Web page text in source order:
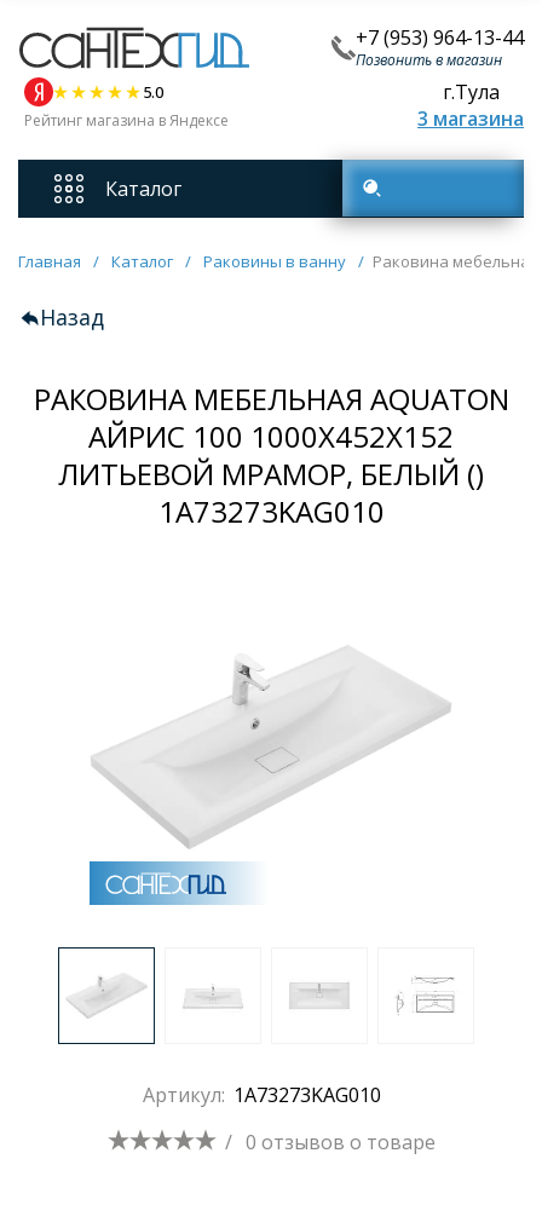
+7 (953) 964-13-44
Позвонить в магазин
5.0
Рейтинг магазина в Яндексе
г.Тула
3 магазина
Каталог
Смесители
Унитазы
Мебель для ванных комнат
Ванны
Душевые кабины
Полотенцесушители
Аксессуары для ванных комнат
Зеркала
Душевые поддоны
Душевые уголки и ограждения
Трапы для душевых
Главная / Каталог / Раковины в ванну / Раковина мебельная
Назад
РАКОВИНА МЕБЕЛЬНАЯ AQUATON
АЙРИС 100 1000Х452Х152
ЛИТЬЕВОЙ МРАМОР, БЕЛЫЙ ()
1A73273KAG010
Артикул: 1A73273KAG010
/ 0 отзывов о товаре